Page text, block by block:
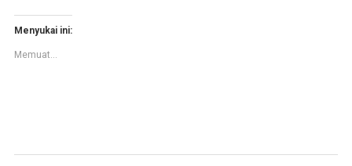
n
k
d n
Menyukai ini:
Memuat...